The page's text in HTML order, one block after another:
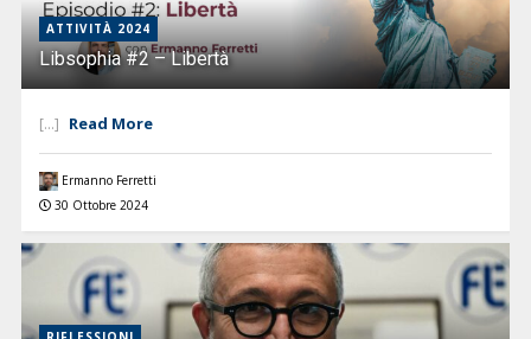
ATTIVITÀ 2024
Libsophia #2 – Libertà
[...] Read More
Ermanno Ferretti
30 Ottobre 2024